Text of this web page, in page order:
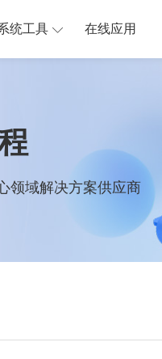
统工具 在线应用
领域解决方案供应商